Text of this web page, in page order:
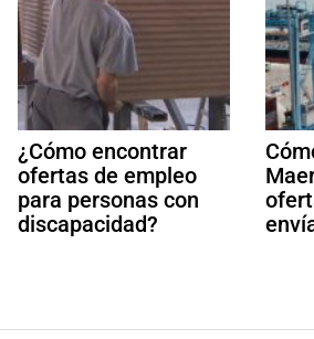
¿Cómo encontrar
ofertas de empleo
para personas con
discapacidad?